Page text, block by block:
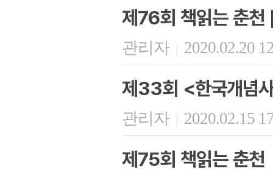
제76회 책읽는 춘
관리자 | 2020.02.20
제33회 <한국개념
관리자 | 2020.02.15
제75회 책읽는 춘천